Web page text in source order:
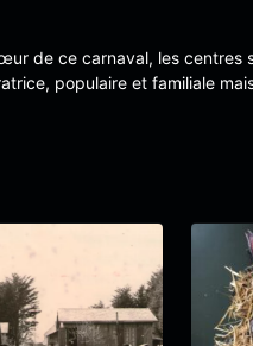
de ce carnaval, les centres
populaire et familiale